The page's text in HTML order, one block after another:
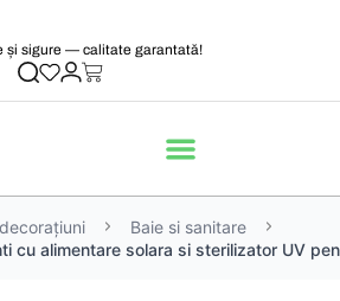
și sigure — calitate garantată!
Baie si sanitare
cu alimentare solara si sterilizator UV